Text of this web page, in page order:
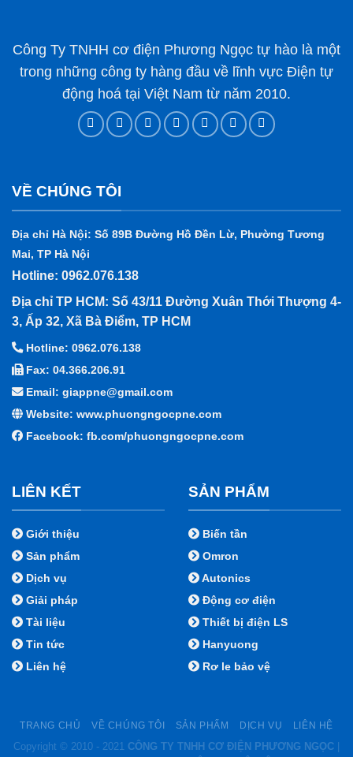
Công Ty TNHH cơ điện Phương Ngọc tự hào là một
trong những công ty hàng đầu về lĩnh vực Điện tự
động hoá tại Việt Nam từ năm 2010.
VỀ CHÚNG TÔI
Địa chỉ Hà Nội: Số 89B Đường Hồ Đền Lừ, Phường Tương
Mai, TP Hà Nội
Hotline: 0962.076.138
Địa chỉ TP HCM: Số 43/11 Đường Xuân Thới Thượng 4-
3, Ấp 32, Xã Bà Điểm, TP HCM
Hotline: 0962.076.138
Fax: 04.366.206.91
Email: giappne@gmail.com
Website: www.phuongngocpne.com
Facebook: fb.com/phuongngocpne.com
LIÊN KẾT
Giới thiệu
Sản phẩm
Dịch vụ
Giải pháp
Tài liệu
Tin tức
Liên hệ
SẢN PHẨM
Biến tần
Omron
Autonics
Động cơ điện
Thiết bị điện LS
Hanyuong
Rơ le bảo vệ
TRANG CHỦ VỀ CHÚNG TÔI SẢN PHẨM DỊCH VỤ LIÊN HỆ
Copyright © 2010 - 2021 CÔNG TY TNHH CƠ ĐIỆN PHƯƠNG NGỌC